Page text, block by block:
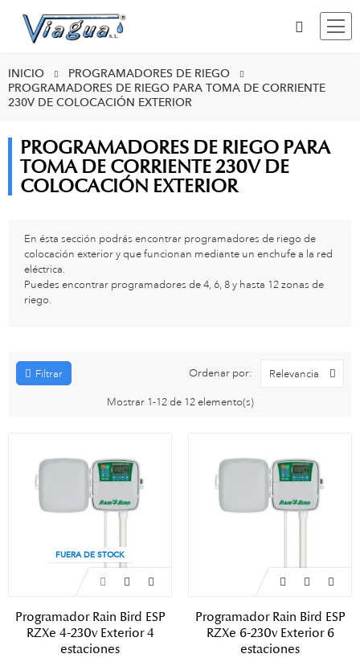
INICIO
PROGRAMADORES DE RIEGO
PROGRAMADORES DE RIEGO PARA TOMA DE CORRIENTE
230V DE COLOCACIÓN EXTERIOR
PROGRAMADORES DE RIEGO PARA
TOMA DE CORRIENTE 230V DE
COLOCACIÓN EXTERIOR
En ésta sección podrás encontrar programadores de riego de
colocación exterior y que funcionan mediante un enchufe a la red
eléctrica.
Puedes encontrar programadores de 4, 6, 8 y hasta 12 zonas de
riego.
Filtrar Ordenar por: Relevancia
Mostrar 1-12 de 12 elemento(s)
FUERA DE STOCK
Programador Rain Bird ESP
RZXe 4-230v Exterior 4
estaciones
Programador Rain Bird ESP
RZXe 6-230v Exterior 6
estaciones